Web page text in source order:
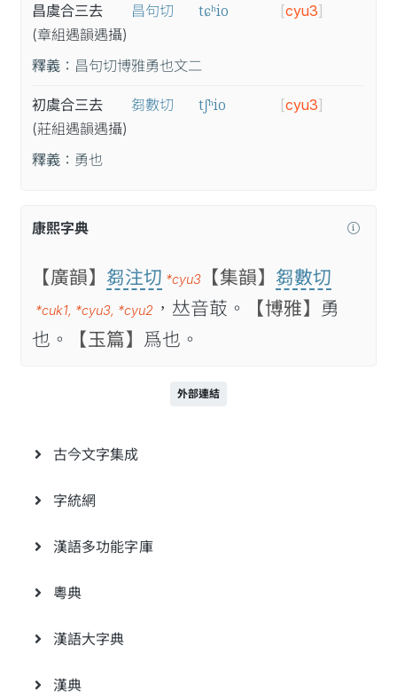
昌虞合三去
(章組遇韻遇攝)
昌句切 tɕʰio [cyu3]
釋義： 昌句切博雅勇也文二
初虞合三去
(莊組遇韻遇攝)
芻數切 tʃʰio [cyu3]
釋義： 勇也
康熙字典
【廣韻】 芻注切 *cyu3 【集韻】 芻數切
*cuk1, *cyu3, *cyu2 ，𠀤音菆。 【博雅】 勇
也。
【玉篇】 爲也。
外部連結
古今文字集成
字統網
漢語多功能字庫
粵典
漢語大字典
漢典